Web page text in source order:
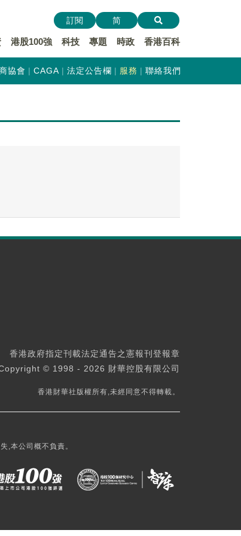
港股100強 科技 專題 時政 香港百科
訂閱 简
協會 CAGA 法定公告欄 服務 聯絡我們
香港政府指定刊載法定通告之憲報刊登報章
© 1998 - 2026 財華控股有限公司
香港財華社版權所有,未經同意不得轉載。
,本公司概不負責。